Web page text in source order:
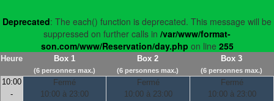
Deprecated: The each() function is deprecated. This message will be
suppressed on further calls in /var/www/format-
son.com/www/Reservation/day.php on line 255
Heure Box 1
(6 personnes max.)
Box 2
(6 personnes max.)
Box 3
(6 personnes max.)
10:00
-
Fermé
10:00 à 23:00
Fermé
10:00 à 23:00
Fermé
10:00 à 23:00